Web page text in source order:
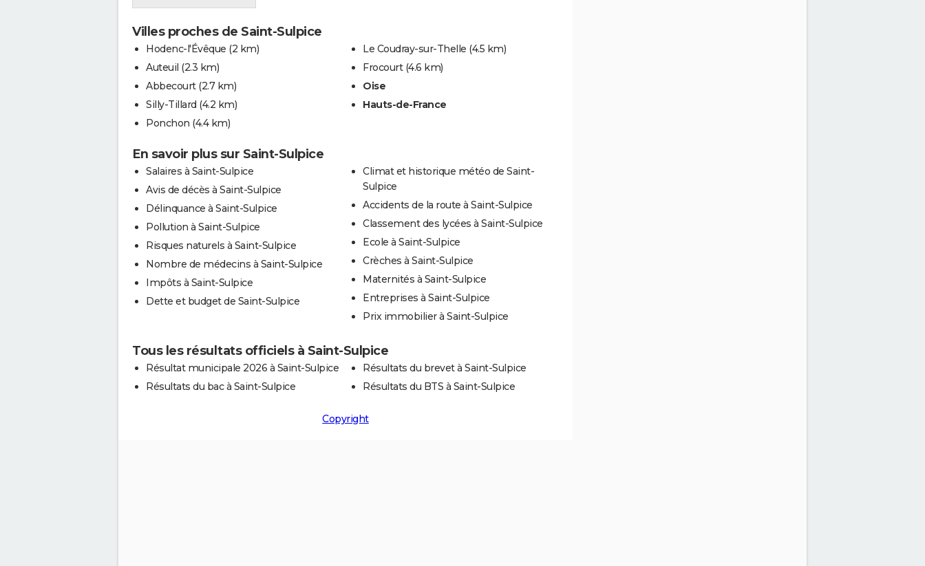
Villes proches de Saint-Sulpice
Hodenc-l'Évêque (2 km)
Auteuil (2.3 km)
Abbecourt (2.7 km)
Silly-Tillard (4.2 km)
Ponchon (4.4 km)
Le Coudray-sur-Thelle (4.5 km)
Frocourt (4.6 km)
Oise
Hauts-de-France
En savoir plus sur Saint-Sulpice
Salaires à Saint-Sulpice
Avis de décès à Saint-Sulpice
Délinquance à Saint-Sulpice
Pollution à Saint-Sulpice
Risques naturels à Saint-Sulpice
Nombre de médecins à Saint-Sulpice
Impôts à Saint-Sulpice
Dette et budget de Saint-Sulpice
Climat et historique météo de Saint-
Sulpice
Accidents de la route à Saint-Sulpice
Classement des lycées à Saint-Sulpice
Ecole à Saint-Sulpice
Crèches à Saint-Sulpice
Maternités à Saint-Sulpice
Entreprises à Saint-Sulpice
Prix immobilier à Saint-Sulpice
Tous les résultats officiels à Saint-Sulpice
Résultat municipale 2026 à Saint-Sulpice
Résultats du bac à Saint-Sulpice
Résultats du brevet à Saint-Sulpice
Résultats du BTS à Saint-Sulpice
Copyright